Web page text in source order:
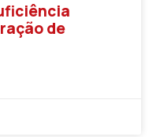
de